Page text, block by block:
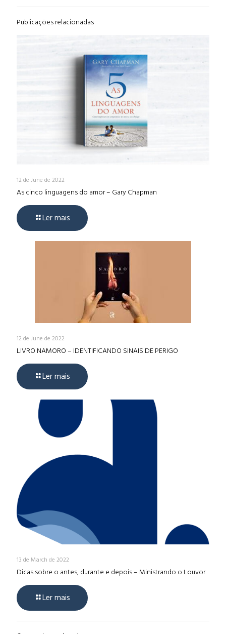
Publicações relacionadas
12 de June de 2022
As cinco linguagens do amor – Gary Chapman
Ler mais
12 de June de 2022
LIVRO NAMORO – IDENTIFICANDO SINAIS DE PERIGO
Ler mais
13 de March de 2022
Dicas sobre o antes, durante e depois – Ministrando o Louvor
Ler mais